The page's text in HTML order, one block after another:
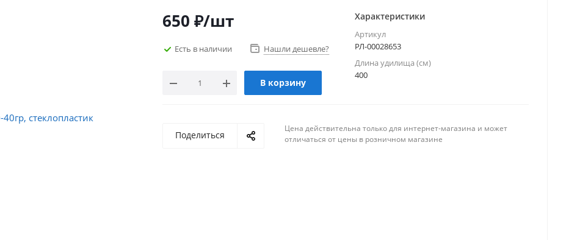
650 ₽/шт
Есть в наличии Нашли дешевле?
В корзину
Характеристики
Артикул
РЛ-00028653
Длина удилища (см)
400
Поделиться
Цена действительна только для интернет-магазина и может
отличаться от цены в розничном магазине